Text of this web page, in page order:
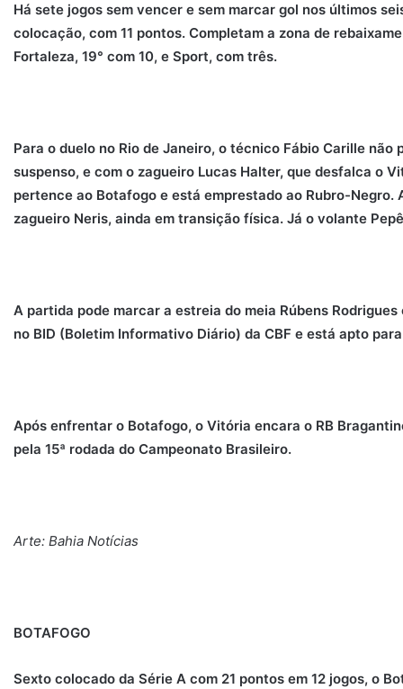
Há sete jogos sem vencer e sem marcar gol nos últimos
colocação, com 11 pontos. Completam a zona de
Fortaleza, 19° com 10, e Sport, com três.
Para o duelo no Rio de Janeiro, o técnico Fábio Carille
suspenso, e com o zagueiro Lucas Halter, que desfalca o
pertence ao Botafogo e está emprestado ao Rubro-
zagueiro Neris, ainda em transição física. Já o volante
A partida pode marcar a estreia do meia Rúbens
no BID (Boletim Informativo Diário) da CBF e está apto
Após enfrentar o Botafogo, o Vitória encara o RB
pela 15ª rodada do Campeonato Brasileiro.
Arte: Bahia Notícias
BOTAFOGO
Sexto colocado da Série A com 21 pontos em 12 jogos, o